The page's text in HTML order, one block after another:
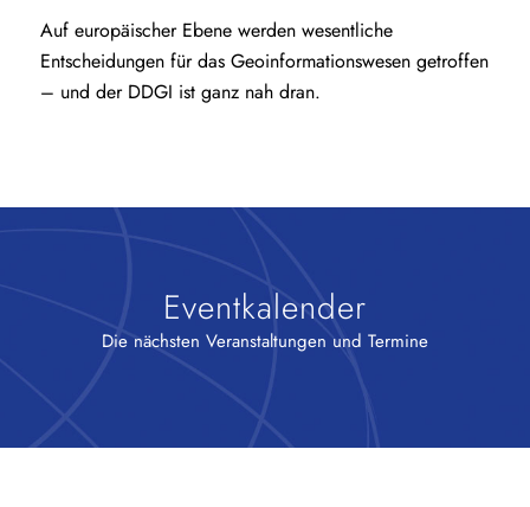
Auf europäischer Ebene werden wesentliche
Entscheidungen für das Geoinformationswesen getroffen
– und der DDGI ist ganz nah dran.
Eventkalender
Die nächsten Veranstaltungen und Termine